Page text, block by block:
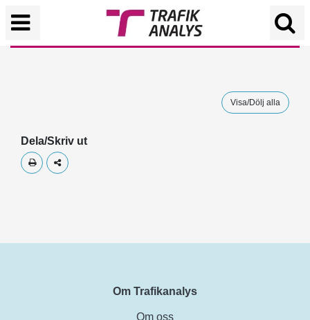
Visa/Dölj alla
Dela/Skriv ut
Skriv utDela
Om Trafikanalys
Om oss